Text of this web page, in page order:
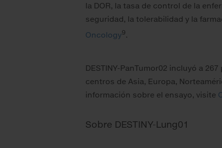
la DOR, la tasa de control de la
seguridad, la tolerabilidad y la
Oncology9.
DESTINY-PanTumor02 incluyó a
centros de Asia, Europa,
información sobre el ensayo, visite
Sobre DESTINY-Lung01